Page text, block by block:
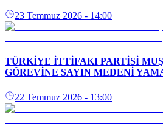
23 Temmuz 2026 - 14:00
TÜRKİYE İTTİFAKI PARTİSİ
GÖREVİNE SAYIN MEDENİ
22 Temmuz 2026 - 13:00